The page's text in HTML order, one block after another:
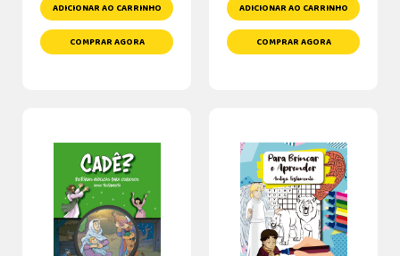
ADICIONAR AO CARRINHO
COMPRAR AGORA
ADICIONAR AO CARRINHO
COMPRAR AGORA